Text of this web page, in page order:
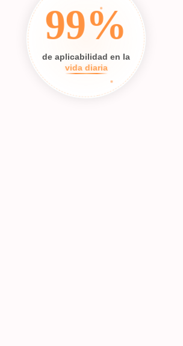
99%
de aplicabilidad en la
vida diaria